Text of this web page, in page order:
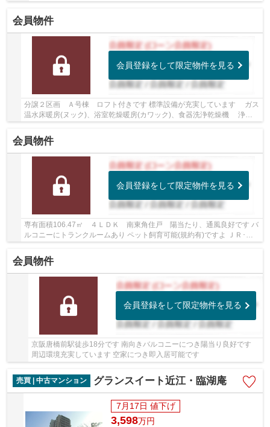
会員物件
会員登録をして限定物件を見る
分譲２区画 Ａ号棟 ロフト付きです 標準設備が充実しています ガス
温水床暖房(ヌック)、浴室乾燥暖房(カワック)、食器洗浄乾燥機 浄水
器一体型水栓、温水洗浄便座、Low-E複層ガ...
会員物件
会員登録をして限定物件を見る
専有面積106.47㎡ ４ＬＤＫ 南東角住戸 陽当たり、通風良好です バ
ルコニーにトランクルームあり ペット飼育可能(規約有)ですよ ＪＲ･京
阪２沿線利用可能 周辺商業施設が充実して...
会員物件
会員登録をして限定物件を見る
京阪唐橋前駅徒歩18分です 南向きバルコニーにつき陽当り良好です
周辺環境充実しています 空家につき即入居可能です
売買 | 中古マンション グランスイート近江・臨湖庵
7月17日 値下げ
3,598万円